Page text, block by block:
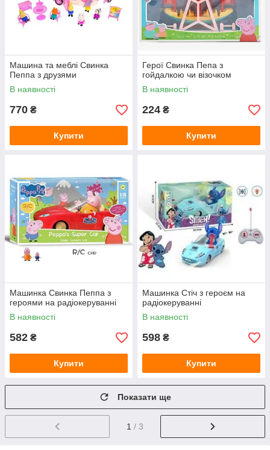
Машина та меблі Свинка
Пеппа з друзями
В наявності
770 ₴
Купити
Герої Свинка Пепа з
гойдалкою чи візочком
В наявності
224 ₴
Купити
Машинка Свинка Пеппа з
героями на радіокеруванні
В наявності
582 ₴
Купити
Машинка Стіч з героєм на
радіокеруванні
В наявності
598 ₴
Купити
Показати ще
1 / 3